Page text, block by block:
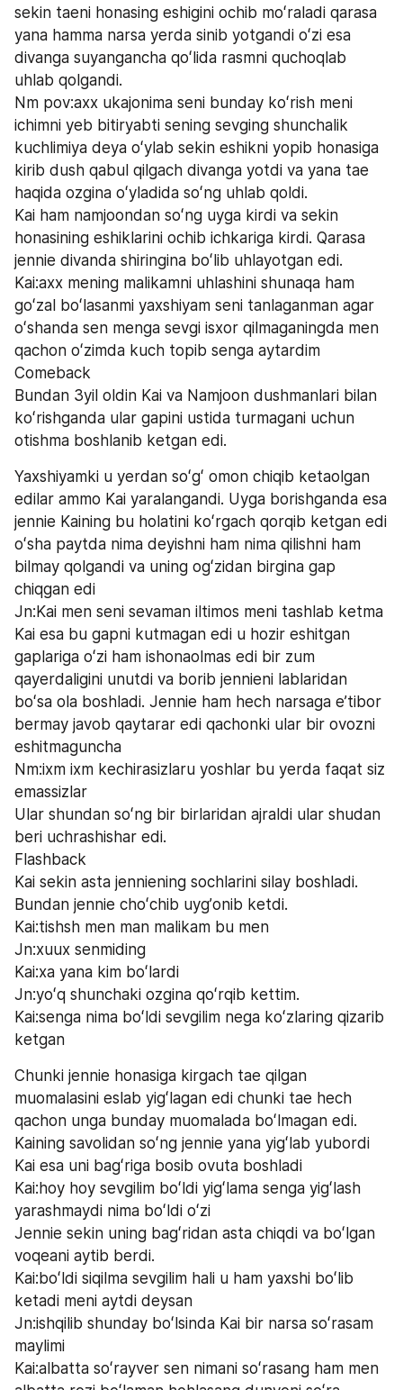
sekin taeni honasing eshigini ochib moʻraladi qarasa
yana hamma narsa yerda sinib yotgandi oʻzi esa
divanga suyangancha qoʻlida rasmni quchoqlab
uhlab qolgandi.
Nm pov:axx ukajonima seni bunday koʻrish meni
ichimni yeb bitiryabti sening sevging shunchalik
kuchlimiya deya oʻylab sekin eshikni yopib honasiga
kirib dush qabul qilgach divanga yotdi va yana tae
haqida ozgina oʻyladida soʻng uhlab qoldi.
Kai ham namjoondan soʻng uyga kirdi va sekin
honasining eshiklarini ochib ichkariga kirdi. Qarasa
jennie divanda shiringina boʻlib uhlayotgan edi.
Kai:axx mening malikamni uhlashini shunaqa ham
goʻzal boʻlasanmi yaxshiyam seni tanlaganman agar
oʻshanda sen menga sevgi isxor qilmaganingda men
qachon oʻzimda kuch topib senga aytardim
Comeback
Bundan 3yil oldin Kai va Namjoon dushmanlari bilan
koʻrishganda ular gapini ustida turmagani uchun
otishma boshlanib ketgan edi.
Yaxshiyamki u yerdan soʻgʻ omon chiqib ketaolgan
edilar ammo Kai yaralangandi. Uyga borishganda esa
jennie Kaining bu holatini koʻrgach qorqib ketgan edi
oʻsha paytda nima deyishni ham nima qilishni ham
bilmay qolgandi va uning ogʻzidan birgina gap
chiqgan edi
Jn:Kai men seni sevaman iltimos meni tashlab ketma
Kai esa bu gapni kutmagan edi u hozir eshitgan
gaplariga oʻzi ham ishonaolmas edi bir zum
qayerdaligini unutdi va borib jennieni lablaridan
boʻsa ola boshladi. Jennie ham hech narsaga eʼtibor
bermay javob qaytarar edi qachonki ular bir ovozni
eshitmaguncha
Nm:ixm ixm kechirasizlaru yoshlar bu yerda faqat siz
emassizlar
Ular shundan soʻng bir birlaridan ajraldi ular shudan
beri uchrashishar edi.
Flashback
Kai sekin asta jenniening sochlarini silay boshladi.
Bundan jennie choʻchib uygʼonib ketdi.
Kai:tishsh men man malikam bu men
Jn:xuux senmiding
Kai:xa yana kim boʻlardi
Jn:yoʻq shunchaki ozgina qoʻrqib kettim.
Kai:senga nima boʻldi sevgilim nega koʻzlaring qizarib
ketgan
Chunki jennie honasiga kirgach tae qilgan
muomalasini eslab yigʻlagan edi chunki tae hech
qachon unga bunday muomalada boʻlmagan edi.
Kaining savolidan soʻng jennie yana yigʻlab yubordi
Kai esa uni bagʻriga bosib ovuta boshladi
Kai:hoy hoy sevgilim boʻldi yigʻlama senga yigʻlash
yarashmaydi nima boʻldi oʻzi
Jennie sekin uning bagʻridan asta chiqdi va boʻlgan
voqeani aytib berdi.
Kai:boʻldi siqilma sevgilim hali u ham yaxshi boʻlib
ketadi meni aytdi deysan
Jn:ishqilib shunday boʻlsinda Kai bir narsa soʻrasam
maylimi
Kai:albatta soʻrayver sen nimani soʻrasang ham men